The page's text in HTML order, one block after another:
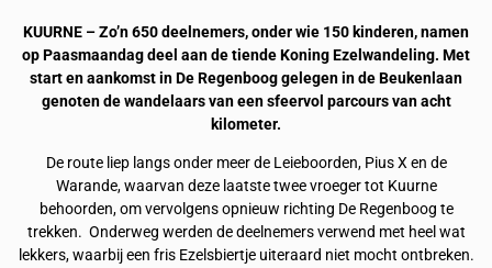
KUURNE – Zo’n 650 deelnemers, onder wie 150 kinderen, namen
op Paasmaandag deel aan de tiende Koning Ezelwandeling. Met
start en aankomst in De Regenboog gelegen in de Beukenlaan
genoten de wandelaars van een sfeervol parcours van acht
kilometer.
De route liep langs onder meer de Leieboorden, Pius X en de
Warande, waarvan deze laatste twee vroeger tot Kuurne
behoorden, om vervolgens opnieuw richting De Regenboog te
trekken. Onderweg werden de deelnemers verwend met heel wat
lekkers, waarbij een fris Ezelsbiertje uiteraard niet mocht ontbreken.